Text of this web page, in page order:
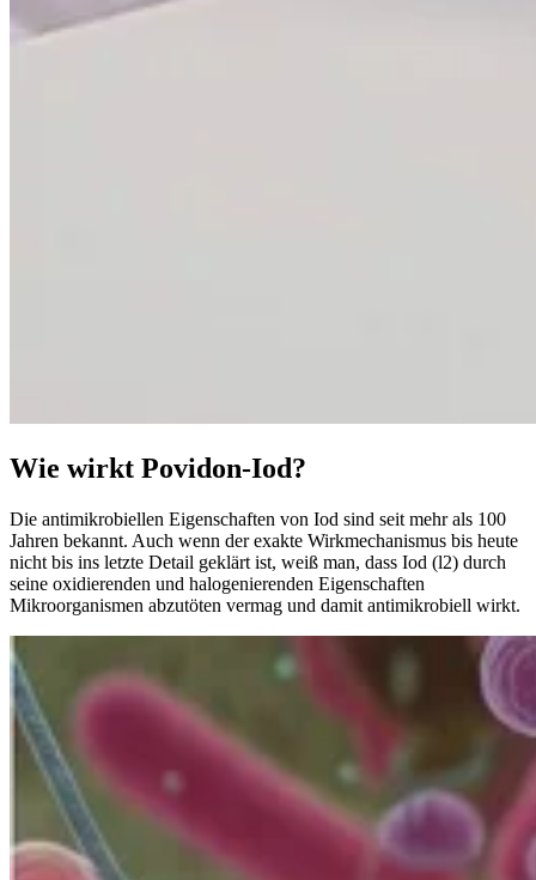
Wie wirkt Povidon‑Iod?
Die antimikrobiellen Eigenschaften von Iod sind seit mehr als 100
Jahren bekannt. Auch wenn der exakte Wirkmechanismus bis heute
nicht bis ins letzte Detail geklärt ist, weiß man, dass Iod (l2) durch
seine oxidierenden und halogenierenden Eigenschaften
Mikroorganismen abzutöten vermag und damit antimikrobiell wirkt.